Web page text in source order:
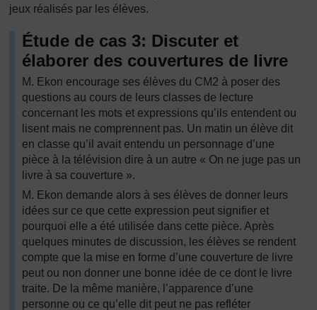
jeux réalisés par les élèves.
Étude de cas 3: Discuter et
élaborer des couvertures de livre
M. Ekon encourage ses élèves du CM2 à poser des
questions au cours de leurs classes de lecture
concernant les mots et expressions qu’ils entendent ou
lisent mais ne comprennent pas. Un matin un élève dit
en classe qu’il avait entendu un personnage d’une
pièce à la télévision dire à un autre « On ne juge pas un
livre à sa couverture ».
M. Ekon demande alors à ses élèves de donner leurs
idées sur ce que cette expression peut signifier et
pourquoi elle a été utilisée dans cette pièce. Après
quelques minutes de discussion, les élèves se rendent
compte que la mise en forme d’une couverture de livre
peut ou non donner une bonne idée de ce dont le livre
traite. De la même manière, l’apparence d’une
personne ou ce qu’elle dit peut ne pas refléter